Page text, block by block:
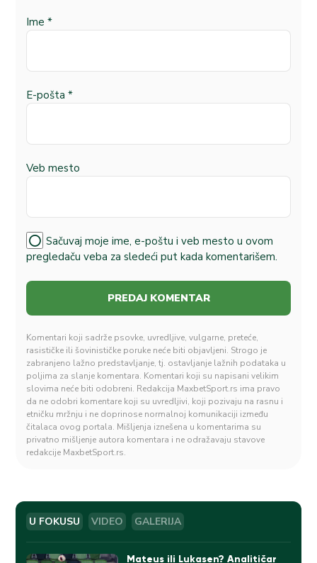
Ime *
E-pošta *
Veb mesto
Sačuvaj moje ime, e-poštu i veb mesto u ovom
pregledaču veba za sledeći put kada komentarišem.
Komentari koji sadrže psovke, uvredljive, vulgarne, preteće,
rasističke ili šovinističke poruke neće biti objavljeni. Strogo je
zabranjeno lažno predstavljanje, tj. ostavljanje lažnih podataka u
poljima za slanje komentara. Komentari koji su napisani velikim
slovima neće biti odobreni. Redakcija MaxbetSport.rs ima pravo
da ne odobri komentare koji su uvredljivi, koji pozivaju na rasnu i
etničku mržnju i ne doprinose normalnoj komunikaciji između
čitalaca ovog portala. Mišljenja iznešena u komentarima su
privatno mišljenje autora komentara i ne odražavaju stavove
redakcije MaxbetSport.rs.
U FOKUSU VIDEO GALERIJA
Mateus ili Lukasen? Analitičar